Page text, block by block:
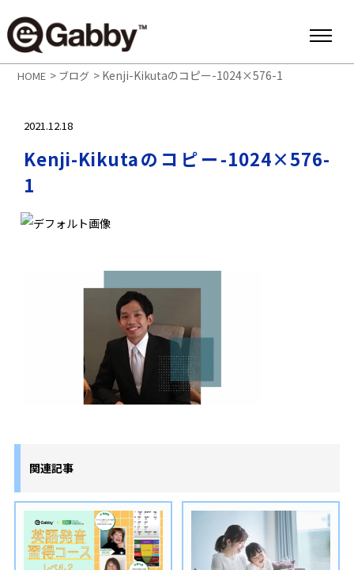
HOME > ブログ > Kenji-Kikutaのコピー-1024×576-1
2021.12.18
Kenji-Kikutaのコピー-1024×576-
1
関連記事